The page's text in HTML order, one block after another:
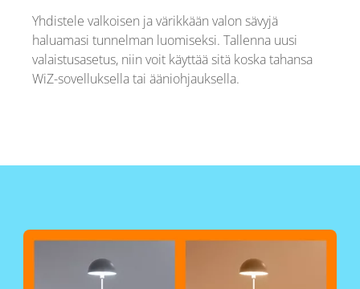
Yhdistele valkoisen ja värikkään valon sävyjä
haluamasi tunnelman luomiseksi. Tallenna uusi
valaistusasetus, niin voit käyttää sitä koska tahansa
WiZ-sovelluksella tai ääniohjauksella.